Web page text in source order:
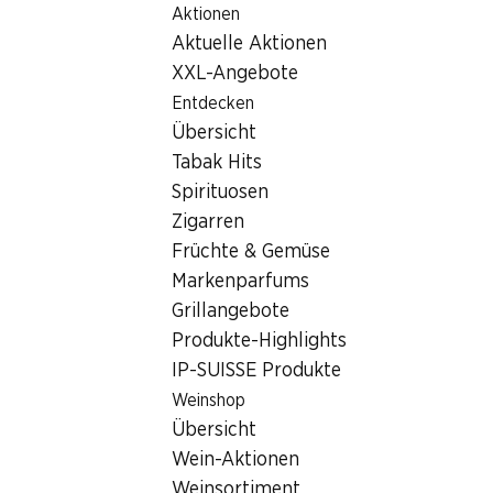
Aktionen
Aktuelle Aktionen
XXL-Angebote
Entdecken
Übersicht
Tabak Hits
Spirituosen
Zigarren
Früchte & Gemüse
Markenparfums
Grillangebote
Produkte-Highlights
IP-SUISSE Produkte
Weinshop
Übersicht
Wein-Aktionen
Rezepte Noah Bachofen
Steak mit Chimichurri-Sauce